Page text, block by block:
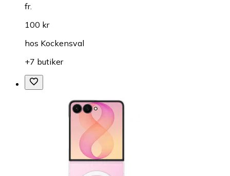
fr.
100 kr
hos Kockensval
+7 butiker